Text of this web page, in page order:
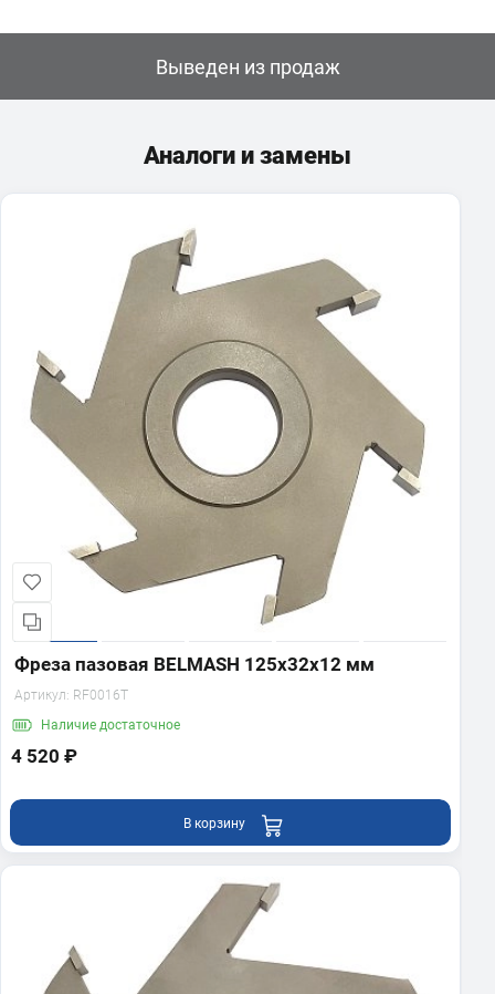
Выведен из продаж
Аналоги и замены
Фреза пазовая BELMASH 125х32х12 мм
Артикул: RF0016T
Наличие достаточное
4 520 ₽
В корзину